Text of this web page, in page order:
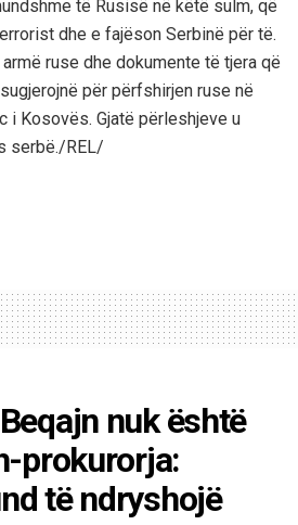
të Rusisë në këtë sulm, që
dhe e fajëson Serbinë për të.
ruse dhe dokumente të tjera që
për përfshirjen ruse në
i Kosovës. Gjatë përleshjeve u
serbë./REL/
nuk është
prokurorja:
të ndryshojë